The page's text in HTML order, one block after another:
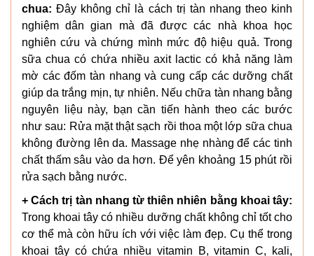
chua:Đây không chỉ là cách trị tàn nhang theo kinh
nghiệm dân gian mà đã được các nhà khoa học
nghiên cứu và chứng mình mức độ hiệu quả. Trong
sữa chua có chứa nhiều axit lactic có khả năng làm
mờ các đốm tàn nhang và cung cấp các dưỡng chất
giúp da trắng mịn, tự nhiên. Nếu chữa tàn nhang bằng
nguyên liệu này, bạn cần tiến hành theo các bước
như sau: Rửa mặt thật sạch rồi thoa một lớp sữa chua
không đường lên da. Massage nhẹ nhàng để các tinh
chất thấm sâu vào da hơn. Để yên khoảng 15 phút rồi
rửa sạch bằng nước.
+ Cách trị tàn nhang từ thiên nhiên bằng khoai tây:
Trong khoai tây có nhiều dưỡng chất không chỉ tốt cho
cơ thể mà còn hữu ích với việc làm đẹp. Cụ thể trong
khoai tây có chứa nhiều vitamin B, vitamin C, kali,